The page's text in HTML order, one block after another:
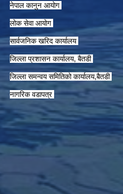
नेपाल कानुन आयाेग
लाेक सेवा आयाेग
सार्वजनिक खरिद कार्यालय
जिल्ला प्रशासन कार्यालय, बैतडी
जिल्ला समन्वय समितिको कार्यालय,बैतडी
नागरिक वडापत्र